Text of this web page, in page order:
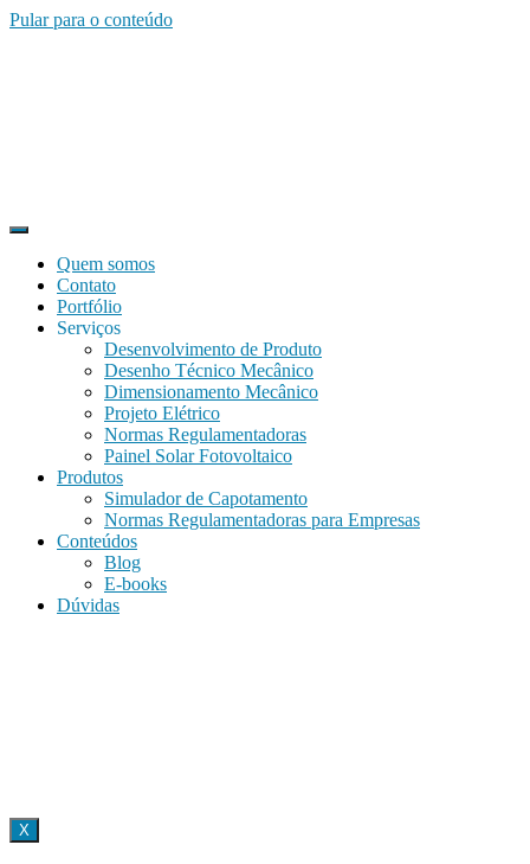
Pular para o conteúdo
Quem somos
Contato
Portfólio
Serviços
Desenvolvimento de Produto
Desenho Técnico Mecânico
Dimensionamento Mecânico
Projeto Elétrico
Normas Regulamentadoras
Painel Solar Fotovoltaico
Produtos
Simulador de Capotamento
Normas Regulamentadoras para Empresas
Conteúdos
Blog
E-books
Dúvidas
X